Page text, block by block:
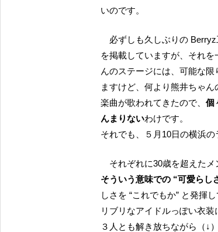
いのです。
必ずしも久しぶりの Berryz工房ってわけじゃありません。たとえば当記事末に関連記事のリンク
を掲載していますが、それ
んのステージには、可能な
ますけど、何より熊井ちゃ
楽曲が歌われてきたので、 個
んまりないわけです。
それでも、５月10日の横浜
それぞれに30歳を超えた
そういう意味での “可愛らし
しさを “これでもか” と発揮
リブリなアイドルっぽい衣
３人とも解き放ちながら（↓